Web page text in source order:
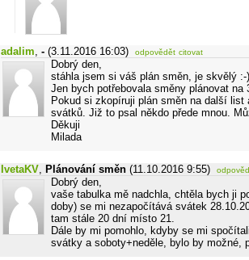
adalim, - (3.11.2016 16:03) odpovědět citovat
Dobrý den,
stáhla jsem si váš plán směn, je skvělý :-)
Jen bych potřebovala směny plánovat
Pokud si zkopíruji plán směn na další
svátků. Již to psal někdo přede mnou.
Děkuji
Milada
IvetaKV, Plánování směn (11.10.2016 9:55)
Dobrý den,
vaše tabulka mě nadchla, chtěla bych ji
doby) se mi nezapočítává svátek
tam stále 20 dní místo 21.
Dále by mi pomohlo, kdyby se mi
svátky a soboty+neděle, bylo by možné,